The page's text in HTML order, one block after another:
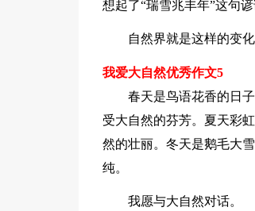
想起了“瑞雪兆丰年”这句
自然界就是这样的变
我爱大自然优秀作文5
春天是鸟语花香的日
受大自然的芬芳。夏天彩
然的壮丽。冬天是鹅毛大
纯。
我愿与大自然对话。